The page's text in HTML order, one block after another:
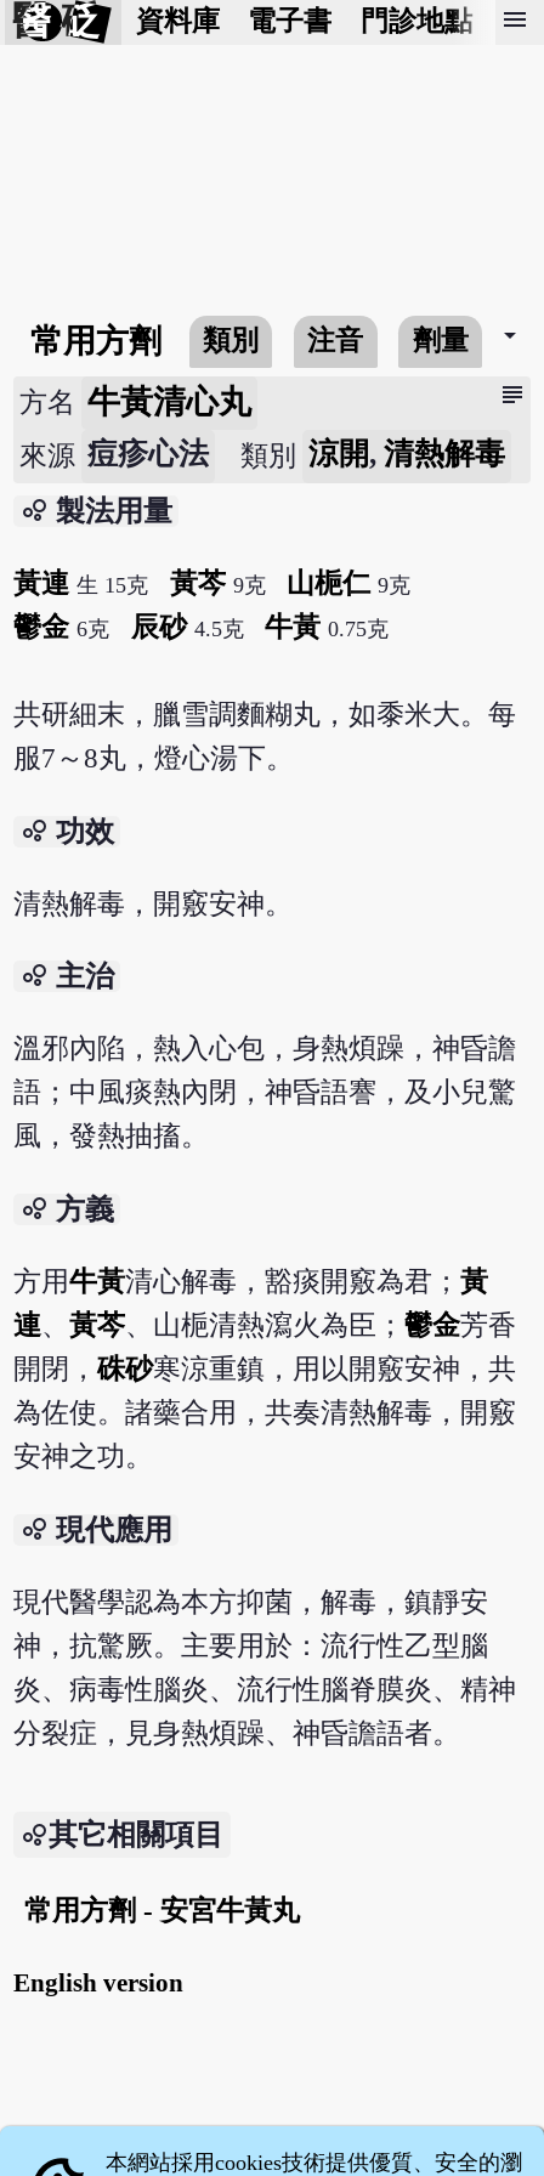
醫 砭 資料庫 電子書 門診地點 預
menu
常用方劑 類別 注音 劑量 arrow_drop_down
subject
方名 牛黃清心丸
來源 痘疹心法 類別 涼開, 清熱解毒
bubble_chart 製法用量
黃連 生 15克 黃芩 9克 山梔仁 9克
鬱金 6克 辰砂 4.5克 牛黃 0.75克
共研細末，臘雪調麵糊丸，如黍米大。每
服7～8丸，燈心湯下。
bubble_chart 功效
清熱解毒，開竅安神。
bubble_chart 主治
溫邪內陷，熱入心包，身熱煩躁，神昏譫
語；中風痰熱內閉，神昏語謇，及小兒驚
風，發熱抽搐。
bubble_chart 方義
方用牛黃清心解毒，豁痰開竅為君；黃
連、黃芩、山梔清熱瀉火為臣；鬱金芳香
開閉，硃砂寒涼重鎮，用以開竅安神，共
為佐使。諸藥合用，共奏清熱解毒，開竅
安神之功。
bubble_chart 現代應用
現代醫學認為本方抑菌，解毒，鎮靜安
神，抗驚厥。主要用於：流行性乙型腦
炎、病毒性腦炎、流行性腦脊膜炎、精神
分裂症，見身熱煩躁、神昏譫語者。
其它相關項目
常用方劑 - 安宮牛黃丸
English version
本網站採用cookies技術提供優質、安全的瀏